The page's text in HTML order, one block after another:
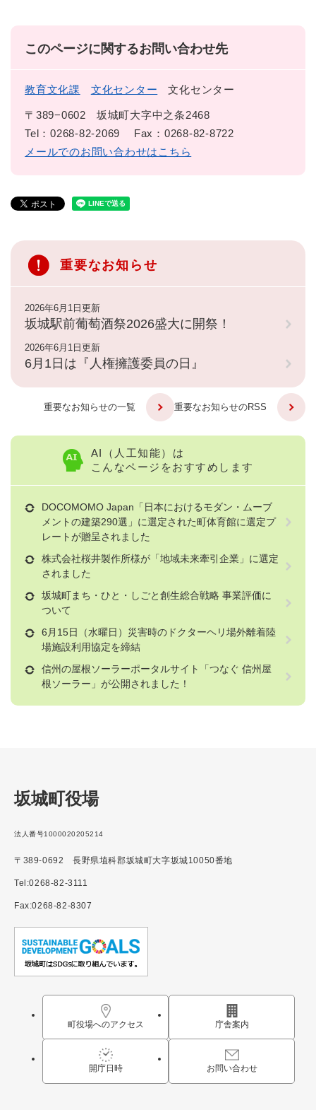
このページに関するお問い合わせ先
教育文化課 文化センター 文化センター
〒389−0602
坂城町大字中之条2468
Tel：0268-82-2069
Fax：0268-82-8722
メールでのお問い合わせはこちら
重要なお知らせ
2026年6月1日更新
坂城駅前葡萄酒祭2026盛大に開祭！
2026年6月1日更新
6月1日は『人権擁護委員の日』
重要なお知らせの一覧 重要なお知らせのRSS
AI（人工知能）は
こんなページをおすすめします
DOCOMOMO Japan「日本におけるモダン・ムーブ
メントの建築290選」に選定された町体育館に選定プ
レートが贈呈されました
株式会社桜井製作所様が「地域未来牽引企業」に選定
されました
坂城町まち・ひと・しごと創生総合戦略 事業評価に
ついて
6月15日（水曜日）災害時のドクターヘリ場外離着陸
場施設利用協定を締結
信州の屋根ソーラーポータルサイト「つなぐ 信州屋
根ソーラー」が公開されました！
坂城町役場
法人番号1000020205214
〒389-0692 長野県埴科郡坂城町大字坂城10050番地
Tel:0268-82-3111
Fax:0268-82-8307
町役場へのアクセス 庁舎案内
開庁日時 お問い合わせ